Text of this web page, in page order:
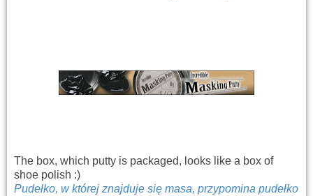
The box, which putty is packaged, looks like a box of
shoe polish :)
Pudełko, w której znajduje się masa, przypomina pudełko